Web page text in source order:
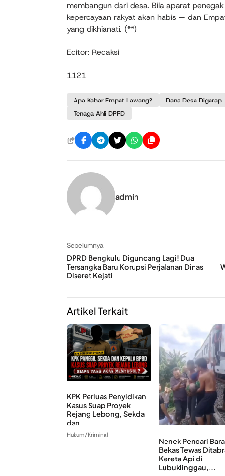
membangun dari desa. Bila aparat
kepercayaan rakyat akan habis — dan
yang dikhianati. (**)
Editor: Redaksi
1121
Apa Kabar Empat Lawang? Dana Desa Digarap
Tenaga Ahli DPRD
admin
Sebelumnya
DPRD Bengkulu Diguncang Lagi! Dua
Tersangka Baru Korupsi Perjalanan Dinas
Diseret Kejati
Artikel Terkait
KPK Perluas Penyidikan
Kasus Suap Proyek
Rejang Lebong, Sekda
dan...
Hukum/Kriminal
Nenek Pencari
Bekas Tewas
Kereta Api di
Lubuklinggau,...